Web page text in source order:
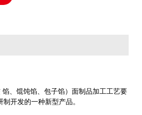
馅、馄饨馅、包子馅）面制品加工工艺要
开发的一种新型产品。